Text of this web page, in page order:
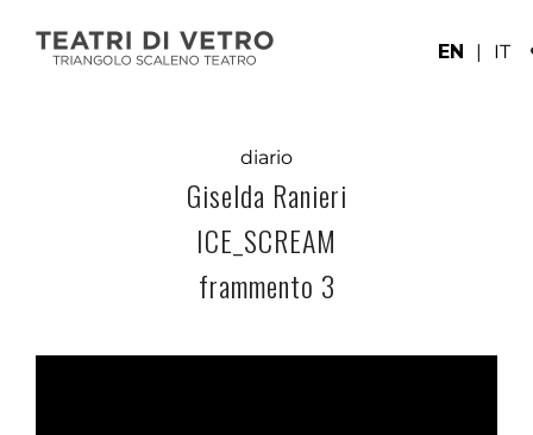
EN | IT
diario
Giselda Ranieri
ICE_SCREAM
frammento 3